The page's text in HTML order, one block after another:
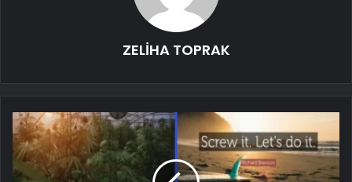
ZELİHA TOPRAK